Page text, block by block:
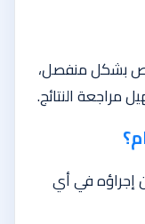
بشكل منفصل،
مراجعة النتائج.
إجراؤه في أي